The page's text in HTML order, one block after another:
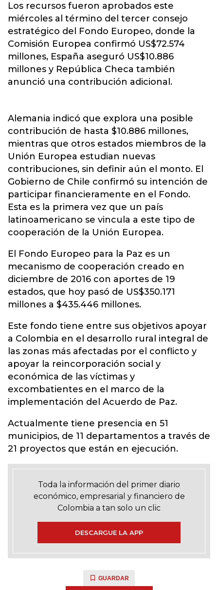
Los recursos fueron aprobados este
miércoles al término del tercer consejo
estratégico del Fondo Europeo, donde la
Comisión Europea confirmó US$72.574
millones, España aseguró US$10.886
millones y República Checa también
anunció una contribución adicional.
Alemania indicó que explora una posible
contribución de hasta $10.886 millones,
mientras que otros estados miembros de la
Unión Europea estudian nuevas
contribuciones, sin definir aún el monto. El
Gobierno de Chile confirmó su intención de
participar financieramente en el Fondo.
Esta es la primera vez que un país
latinoamericano se vincula a este tipo de
cooperación de la Unión Europea.
El Fondo Europeo para la Paz es un
mecanismo de cooperación creado en
diciembre de 2016 con aportes de 19
estados, que hoy pasó de US$350.171
millones a $435.446 millones.
Este fondo tiene entre sus objetivos apoyar
a Colombia en el desarrollo rural integral de
las zonas más afectadas por el conflicto y
apoyar la reincorporación social y
económica de las víctimas y
excombatientes en el marco de la
implementación del Acuerdo de Paz.
Actualmente tiene presencia en 51
municipios, de 11 departamentos a través de
21 proyectos que están en ejecución.
Toda la información del primer diario
económico, empresarial y financiero de
Colombia a tan solo un clic
DESCARGUE LA APP
GUARDAR